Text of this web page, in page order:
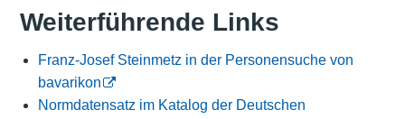
Weiterführende Links
Franz-Josef Steinmetz in der Personensuche von
bavarikon
Normdatensatz im Katalog der Deutschen